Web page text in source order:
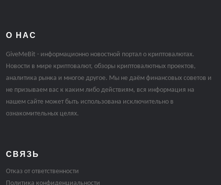
О НАС
GiveMeBit - информационно новостной портал о криптовалютах.
Новости в мире криптовалют, обзоры криптовалютных проектов,
аналитика рынка и многое другое. Мы не даём финансовых советов и
не призываем вас к каким либо действиям, вся информация на
нашем сайте может быть использована исключительно в
ознакомительных целях.
СВЯЗЬ
Отказ от ответственности
Политика конфиденциальности